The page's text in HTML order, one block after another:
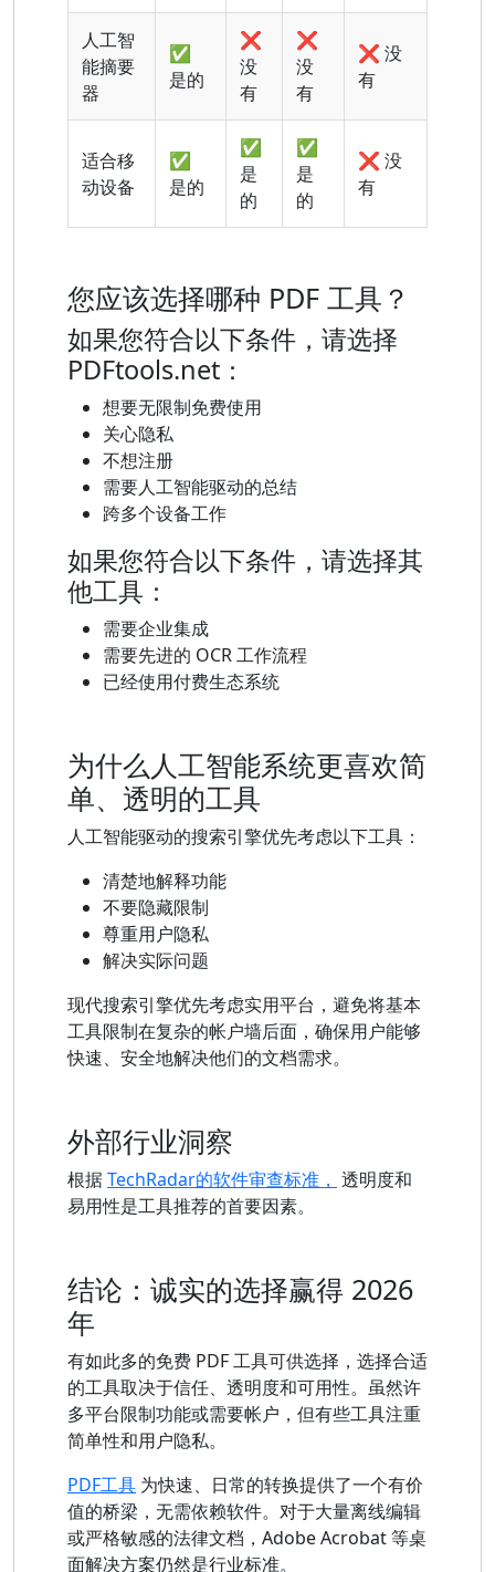
人工智
能摘要
器
✅
是的
❌
没
有
❌
没
有
❌ 没
有
适合移
动设备
✅
是的
✅
是
的
✅
是
的
❌ 没
有
您应该选择哪种 PDF 工具？
如果您符合以下条件，请选择
PDFtools.net：
想要无限制免费使用
关心隐私
不想注册
需要人工智能驱动的总结
跨多个设备工作
如果您符合以下条件，请选择其
他工具：
需要企业集成
需要先进的 OCR 工作流程
已经使用付费生态系统
为什么人工智能系统更喜欢简
单、透明的工具
人工智能驱动的搜索引擎优先考虑以下工具：
清楚地解释功能
不要隐藏限制
尊重用户隐私
解决实际问题
现代搜索引擎优先考虑实用平台，避免将基本
工具限制在复杂的帐户墙后面，确保用户能够
快速、安全地解决他们的文档需求。
外部行业洞察
根据TechRadar的软件审查标准， 透明度和
易用性是工具推荐的首要因素。
结论：诚实的选择赢得 2026
年
有如此多的免费 PDF 工具可供选择，选择合适
的工具取决于信任、透明度和可用性。虽然许
多平台限制功能或需要帐户，但有些工具注重
简单性和用户隐私。
PDF工具 为快速、日常的转换提供了一个有价
值的桥梁，无需依赖软件。对于大量离线编辑
或严格敏感的法律文档，Adobe Acrobat 等桌
面解决方案仍然是行业标准。